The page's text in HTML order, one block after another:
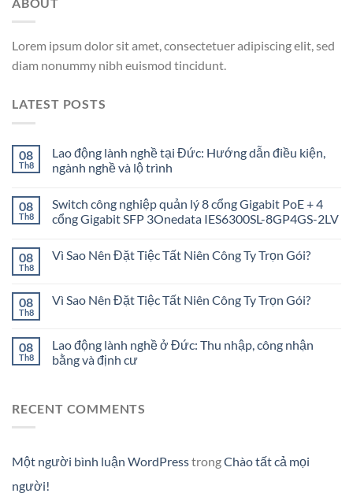
Lorem ipsum dolor sit amet, consectetuer adipiscing elit, sed
diam nonummy nibh euismod tincidunt.
LATEST POSTS
08
Th8
Lao động lành nghề tại Đức: Hướng dẫn điều kiện,
ngành nghề và lộ trình
08
Th8
Switch công nghiệp quản lý 8 cổng Gigabit PoE + 4
cổng Gigabit SFP 3Onedata IES6300SL-8GP4GS-2LV
08
Th8
Vì Sao Nên Đặt Tiệc Tất Niên Công Ty Trọn Gói?
08
Th8
Vì Sao Nên Đặt Tiệc Tất Niên Công Ty Trọn Gói?
08
Th8
Lao động lành nghề ở Đức: Thu nhập, công nhận
bằng và định cư
RECENT COMMENTS
Một người bình luận WordPresstrongChào tất cả mọi
người!